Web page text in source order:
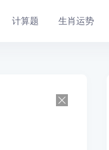
计算题 生肖运势